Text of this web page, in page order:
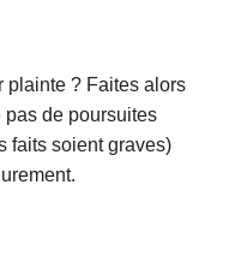
plainte ? Faites alors
de poursuites
faits soient graves)